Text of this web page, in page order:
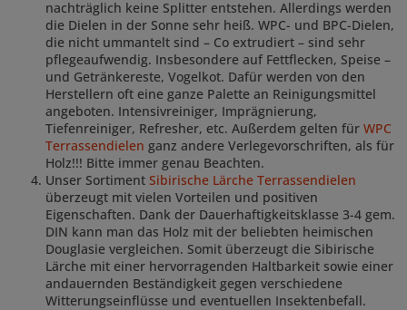
nachträglich keine Splitter entstehen. Allerdings werden
die Dielen in der Sonne sehr heiß. WPC- und BPC-Dielen,
die nicht ummantelt sind – Co extrudiert – sind sehr
pflegeaufwendig. Insbesondere auf Fettflecken, Speise –
und Getränkereste, Vogelkot. Dafür werden von den
Herstellern oft eine ganze Palette an Reinigungsmittel
angeboten. Intensivreiniger, Imprägnierung,
Tiefenreiniger, Refresher, etc. Außerdem gelten für WPC
Terrassendielen ganz andere Verlegevorschriften, als für
Holz!!! Bitte immer genau Beachten.
Unser Sortiment Sibirische Lärche Terrassendielen
überzeugt mit vielen Vorteilen und positiven
Eigenschaften. Dank der Dauerhaftigkeitsklasse 3-4 gem.
DIN kann man das Holz mit der beliebten heimischen
Douglasie vergleichen. Somit überzeugt die Sibirische
Lärche mit einer hervorragenden Haltbarkeit sowie einer
andauernden Beständigkeit gegen verschiedene
Witterungseinflüsse und eventuellen Insektenbefall.